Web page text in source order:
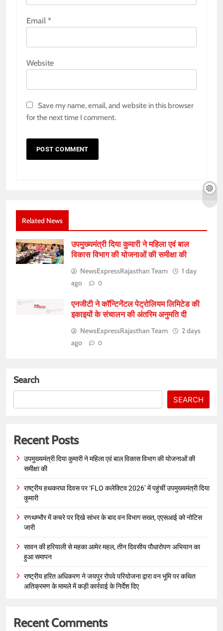
Email *
Website
Save my name, email, and website in this browser
for the next time I comment.
Related News
उपमुख्यमंत्री दिया कुमारी ने महिला एवं बाल
विकास विभाग की योजनाओं की समीक्षा की
NewsExpressRajasthan Team
1 day
ago
0
एनजीटी ने कॉन्टिनेंटल पेट्रोलियम लिमिटेड की
इकाइयों के संचालन की अंतरिम अनुमति दी
NewsExpressRajasthan Team
2 days
ago
0
Search
SEARCH
Recent Posts
उपमुख्यमंत्री दिया कुमारी ने महिला एवं बाल विकास विभाग की योजनाओं की
समीक्षा की
राष्ट्रीय हथकरघा दिवस पर ‘FLO कलेक्टिव 2026’ में पहुंचीं उपमुख्यमंत्री दिया
कुमारी
रणथम्भौर में कचरे पर दिखे सांभर के बाद वन विभाग सख्त, एएसआई को नोटिस
जारी
सावन की हरियाली से महका आमेर महल, तीन दिवसीय पौधारोपण अभियान का
हुआ समापन
राष्ट्रीय हरित अधिकरण ने जयपुर रोपवे परियोजना द्वारा वन भूमि पर कथित
अतिक्रमण के मामले में कड़ी कार्रवाई के निर्देश दिए
Recent Comments